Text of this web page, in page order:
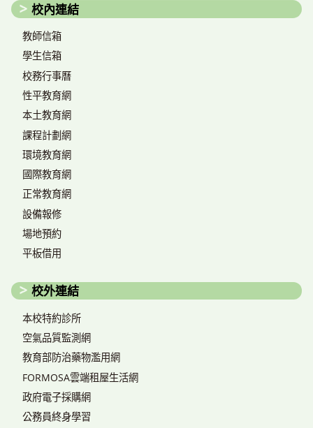
校內連結
教師信箱
學生信箱
校務行事曆
性平教育網
本土教育網
課程計劃網
環境教育網
國際教育網
正常教育網
設備報修
場地預約
平板借用
校外連結
本校特約診所
空氣品質監測網
教育部防治藥物濫用網
FORMOSA雲端租屋生活網
政府電子採購網
公務員終身學習